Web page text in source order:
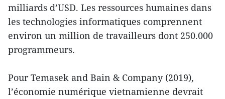
milliards d’USD. Les ressources humaines dans
les technologies informatiques comprennent
environ un million de travailleurs dont 250.000
programmeurs.
Pour Temasek and Bain & Company (2019),
l’économie numérique vietnamienne devrait